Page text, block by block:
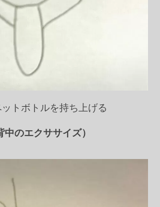
トボトルを持ち上げる
のエクササイズ）